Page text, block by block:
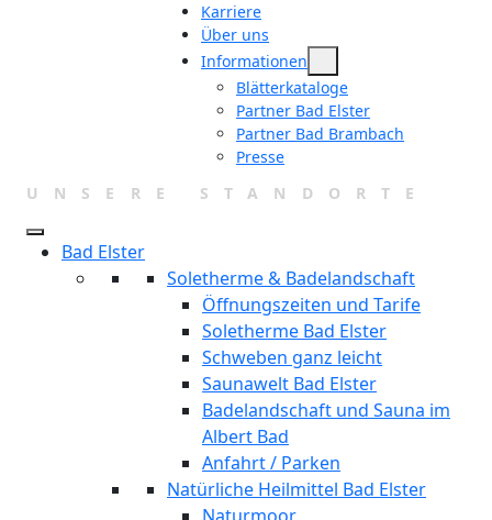
Karriere
Über uns
Informationen
Blätterkataloge
Partner Bad Elster
Partner Bad Brambach
Presse
UNSERE STANDORTE
Bad Elster
Soletherme & Badelandschaft
Öffnungszeiten und Tarife
Soletherme Bad Elster
Schweben ganz leicht
Saunawelt Bad Elster
Badelandschaft und Sauna im
Albert Bad
Anfahrt / Parken
Natürliche Heilmittel Bad Elster